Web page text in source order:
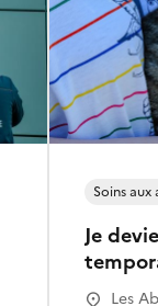
Je
Soins aux
Les